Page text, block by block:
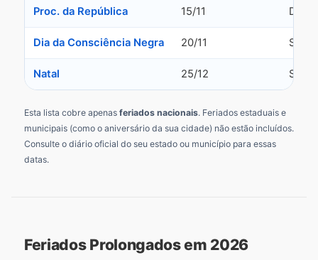
Proc. da República 15/11
Dia da Consciência Negra 20/11
Natal 25/12
Esta lista cobre apenas feriados nacionais. Feriados estaduais e
municipais (como o aniversário da sua cidade) não estão incluídos.
Consulte o diário oficial do seu estado ou município para essas
datas.
Feriados Prolongados em 2026